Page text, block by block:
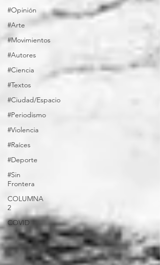
#Opinión
#Arte
#Movimientos
#Autores
#Ciencia
#Textos
#Ciudad/Espacio
#Periodismo
#Violencia
#Raíces
#Deporte
#Sin
Frontera
COLUMNA
2
COVID